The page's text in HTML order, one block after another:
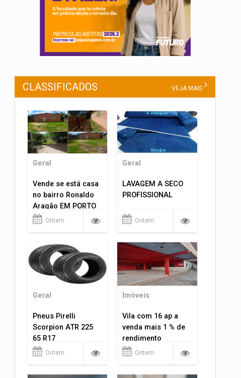
CLASSIFICADOS VEJA MAIS
Geral
Vende se está casa
no bairro Ronaldo
Aragão EM PORTO
VELHO RO.
Ontem
Geral
LAVAGEM A SECO
PROFISSIONAL
Ontem
Geral
Pneus Pirelli
Scorpion ATR 225
65 R17
Ontem
Imóveis
Vila com 16 ap a
venda mais 1 % de
rendimento
Ontem